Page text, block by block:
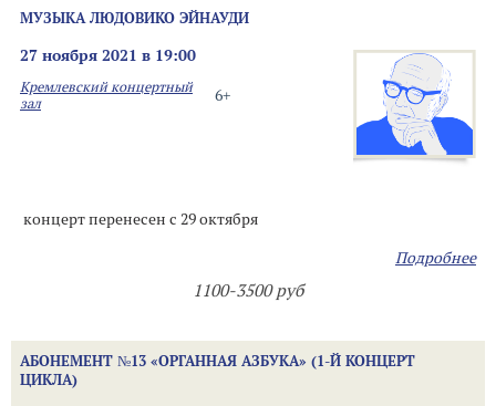
МУЗЫКА ЛЮДОВИКО ЭЙНАУДИ
27 ноября 2021 в 19:00
6+
Кремлевский концертный
зал
концерт перенесен с 29 октября
Подробнее
1100-3500 руб
АБОНЕМЕНТ №13 «ОРГАННАЯ АЗБУКА» (1-Й КОНЦЕРТ
ЦИКЛА)